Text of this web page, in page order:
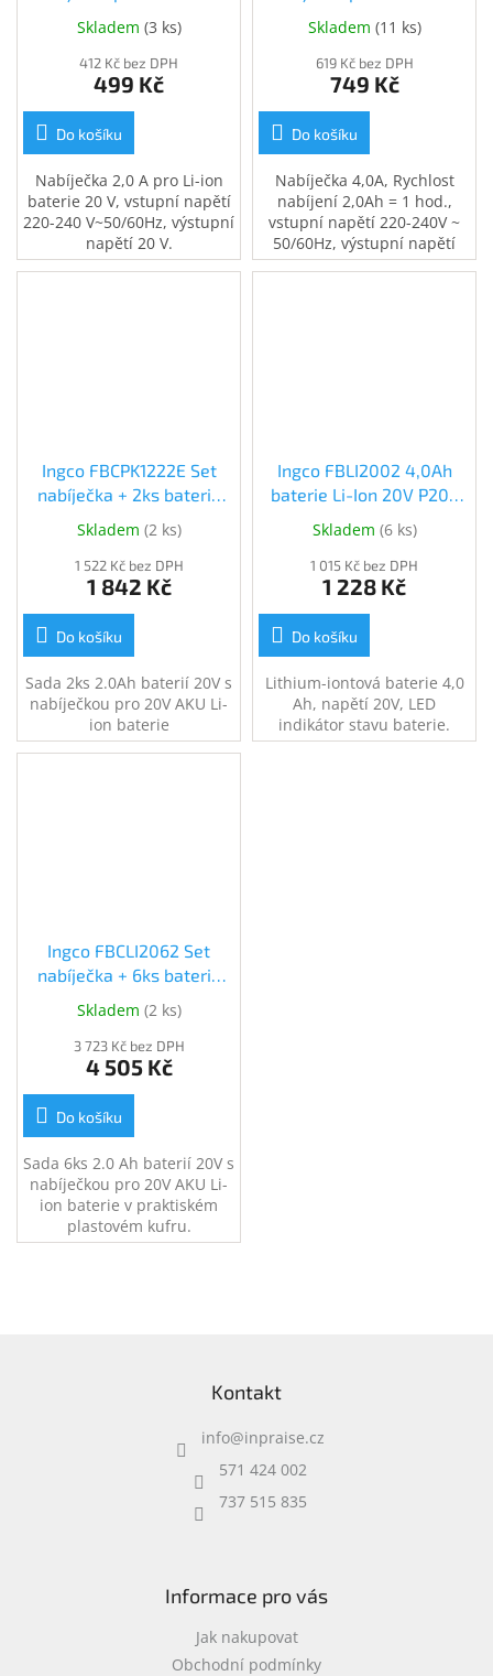
baterie (FCLI2001E)
Skladem (3 ks)
412 Kč bez DPH
499 Kč
Do košíku
Nabíječka 2,0 A pro Li-ion
baterie 20 V, vstupní napětí
220-240 V~50/60Hz, výstupní
napětí 20 V.
baterie (FCLI20411E)
Skladem (11 ks)
619 Kč bez DPH
749 Kč
Do košíku
Nabíječka 4,0A, Rychlost
nabíjení 2,0Ah = 1 hod.,
vstupní napětí 220-240V ~
50/60Hz, výstupní napětí
20V.
Ingco FBCPK1222E Set
nabíječka + 2ks baterie
20V (FBCPK1222E)
Skladem (2 ks)
1 522 Kč bez DPH
1 842 Kč
Do košíku
Sada 2ks 2.0Ah baterií 20V s
nabíječkou pro 20V AKU Li-
ion baterie
Ingco FBLI2002 4,0Ah
baterie Li-Ion 20V P20S
Skladem (6 ks)
1 015 Kč bez DPH
1 228 Kč
Do košíku
Lithium-iontová baterie 4,0
Ah, napětí 20V, LED
indikátor stavu baterie.
Ingco FBCLI2062 Set
nabíječka + 6ks baterie
2,0A pro Li-ion baterie
20V (FBCLI2062)
Skladem (2 ks)
3 723 Kč bez DPH
4 505 Kč
Do košíku
Sada 6ks 2.0 Ah baterií 20V s
nabíječkou pro 20V AKU Li-
ion baterie v praktiském
plastovém kufru.
Kontakt
info@inpraise.cz
571 424 002
737 515 835
Informace pro vás
Jak nakupovat
Obchodní podmínky